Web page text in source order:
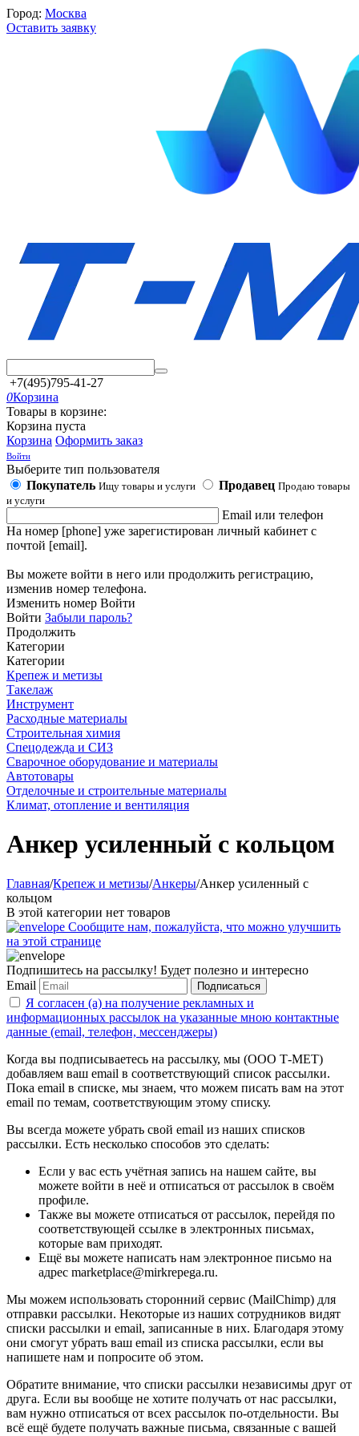
Город: Москва
Оставить заявку
+7(495)795-41-27
0Корзина
Товары в корзине:
Корзина пуста
Корзина Оформить заказ
Войти
Выберите тип пользователя
Покупатель Ищу товары и услуги Продавец Продаю товары
и услуги
Email или телефон
На номер [phone] уже зарегистирован личный кабинет с
почтой [email].
Вы можете войти в него или продолжить регистрацию,
изменив номер телефона.
Изменить номер Войти
Войти Забыли пароль?
Продолжить
Категории
Категории
Крепеж и метизы
Такелаж
Инструмент
Расходные материалы
Строительная химия
Спецодежда и СИЗ
Сварочное оборудование и материалы
Автотовары
Отделочные и строительные материалы
Климат, отопление и вентиляция
Анкер усиленный с кольцом
Главная/Крепеж и метизы/Анкеры/Анкер усиленный с
кольцом
В этой категории нет товаров
Сообщите нам, пожалуйста, что можно улучшить
на этой странице
Подпишитесь на рассылку! Будет полезно и интересно
Email
Подписаться
Я согласен (а) на получение рекламных и
информационных рассылок на указанные мною контактные
данные (email, телефон, мессенджеры)
Когда вы подписываетесь на рассылку, мы (ООО Т-МЕТ)
добавляем ваш email в соответствующий список рассылки.
Пока email в списке, мы знаем, что можем писать вам на этот
email по темам, соответствующим этому списку.
Вы всегда можете убрать свой email из наших списков
рассылки. Есть несколько способов это сделать:
Если у вас есть учётная запись на нашем сайте, вы
можете войти в неё и отписаться от рассылок в своём
профиле.
Также вы можете отписаться от рассылок, перейдя по
соответствующей ссылке в электронных письмах,
которые вам приходят.
Ещё вы можете написать нам электронное письмо на
адрес marketplace@mirkrepega.ru.
Мы можем использовать сторонний сервис (MailChimp) для
отправки рассылки. Некоторые из наших сотрудников видят
списки рассылки и email, записанные в них. Благодаря этому
они смогут убрать ваш email из списка рассылки, если вы
напишете нам и попросите об этом.
Обратите внимание, что списки рассылки независимы друг от
друга. Если вы вообще не хотите получать от нас рассылки,
вам нужно отписаться от всех рассылок по-отдельности. Вы
всё ещё будете получать важные письма, связанные с вашей